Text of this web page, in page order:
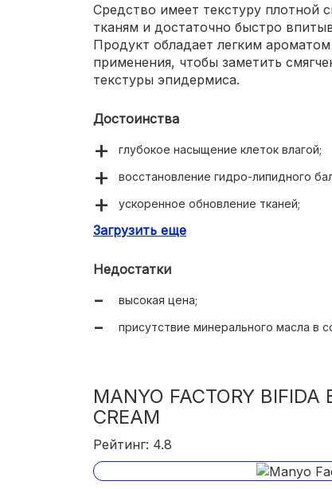
Средство имеет текстуру плотной
тканям и достаточно быстро
Продукт обладает легким
применения, чтобы заметить
текстуры эпидермиса.
Достоинства
глубокое насыщение клеток влагой;
восстановление гидро-липидного
ускоренное обновление тканей;
универсальность;
Загрузить еще
Недостатки
высокая цена;
присутствие минерального масла в
MANYO FACTORY BIFIDA
CREAM
Рейтинг: 4.8